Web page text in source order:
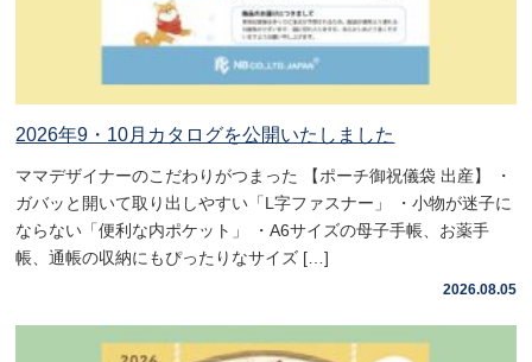
2026年9・10月カタログを公開いたしました
ママデザイナーのこだわりがつまった 【ポーチ御祝儀袋 出産】 ・
ガバッと開いて取り出しやすい「L字ファスナー」 ・小物が迷子に
ならない「便利な内ポケット」 ・A6サイズの母子手帳、お薬手
帳、通帳の収納にもぴったりなサイズ […]
2026.08.05